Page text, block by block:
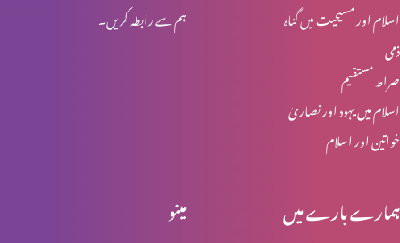
ہم سے رابطہ کریں۔
اسلام اور مسیحیت میں گناہ
ذمی
صراط مستقیم
اسلام میں یہود اور نصاریٰ
خواتین اور اسلام
مینو ہمارے بارے میں